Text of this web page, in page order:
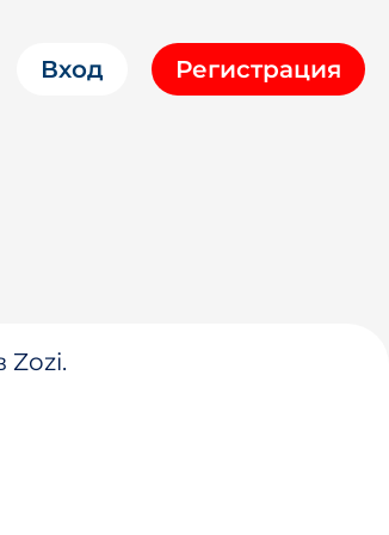
Вход Регистрация
Zozi.